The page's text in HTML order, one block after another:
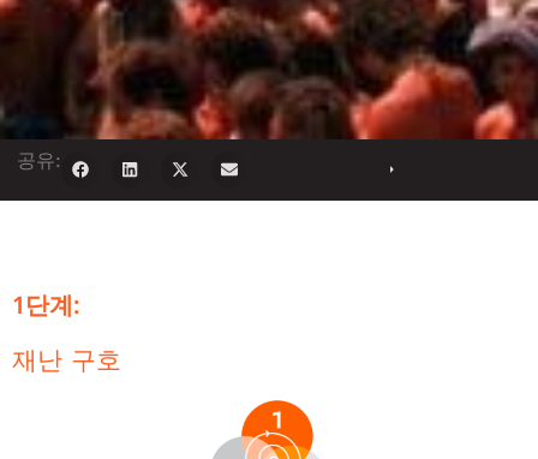
공유:
1단계:
재난 구호